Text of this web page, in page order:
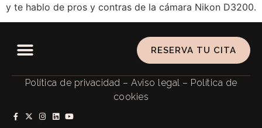
y te hablo de pros y contras de la cámara Nikon D3200.
RESERVA TU CITA
Política de privacidad – Aviso legal – Política de
cookies